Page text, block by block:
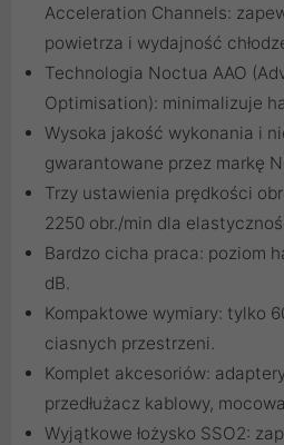
Acceleration Channels:
powietrza i wydajność
Technologia Noctua AAO
Optimisation): minimalizuje
Wysoka jakość wykonania i
gwarantowane przez markę
Trzy ustawienia prędkości
2250 obr./min dla
Bardzo cicha praca: poziom
dB.
Kompaktowe wymiary: tylko
ciasnych przestrzeni.
Komplet akcesoriów:
przedłużacz kablowy,
Wyjątkowe łożysko SSO2: